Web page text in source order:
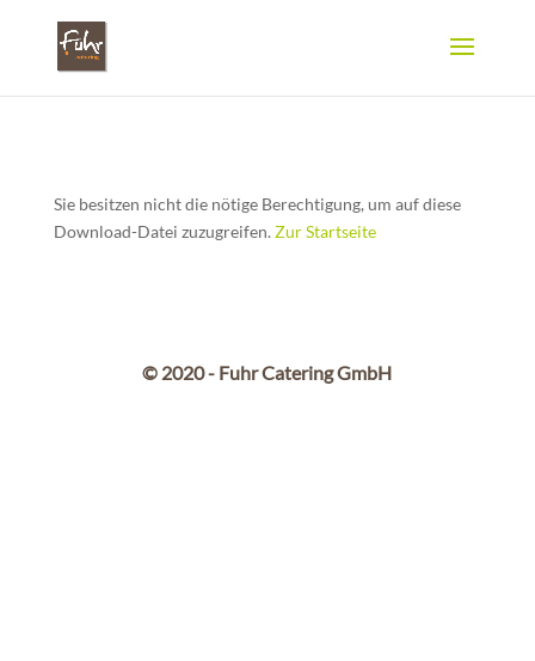
Sie besitzen nicht die nötige Berechtigung, um auf diese
Download-Datei zuzugreifen. Zur Startseite
© 2020 - Fuhr Catering GmbH